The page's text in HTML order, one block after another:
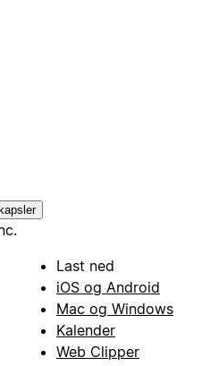
Last ned
iOS og Android
Mac og Windows
Kalender
Web Clipper